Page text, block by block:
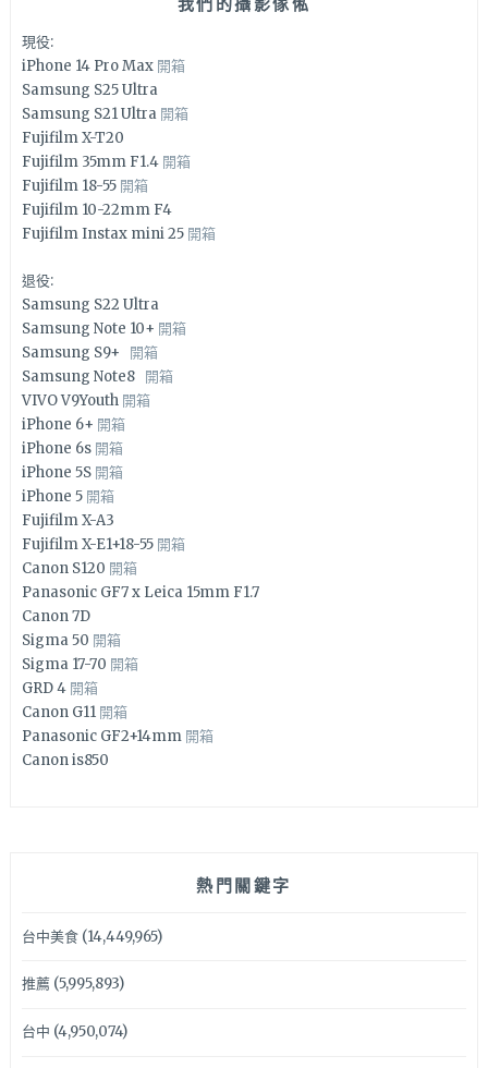
現役:
iPhone 14 Pro Max 開箱
Samsung S25 Ultra
Samsung S21 Ultra 開箱
Fujifilm X-T20
Fujifilm 35mm F1.4 開箱
Fujifilm 18-55 開箱
Fujifilm 10-22mm F4
Fujifilm Instax mini 25 開箱
退役:
Samsung S22 Ultra
Samsung Note 10+ 開箱
Samsung S9+ 開箱
Samsung Note8 開箱
VIVO V9Youth 開箱
iPhone 6+ 開箱
iPhone 6s 開箱
iPhone 5S 開箱
iPhone 5 開箱
Fujifilm X-A3
Fujifilm X-E1+18-55 開箱
Canon S120 開箱
Panasonic GF7 x Leica 15mm F1.7
Canon 7D
Sigma 50 開箱
Sigma 17-70 開箱
GRD 4 開箱
Canon G11 開箱
Panasonic GF2+14mm 開箱
Canon is850
熱門關鍵字
台中美食(14,449,965)
推薦(5,995,893)
台中 (4,950,074)